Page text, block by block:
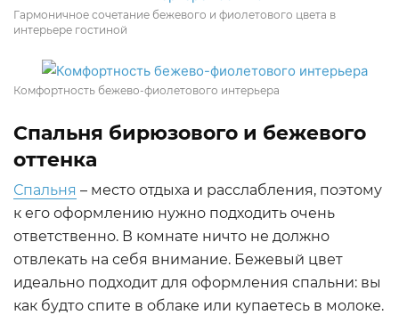
Гармоничное сочетание бежевого и фиолетового цвета в
интерьере гостиной
Комфортность бежево-фиолетового интерьера
Спальня бирюзового и бежевого
оттенка
Спальня – место отдыха и расслабления, поэтому
к его оформлению нужно подходить очень
ответственно. В комнате ничто не должно
отвлекать на себя внимание. Бежевый цвет
идеально подходит для оформления спальни: вы
как будто спите в облаке или купаетесь в молоке.